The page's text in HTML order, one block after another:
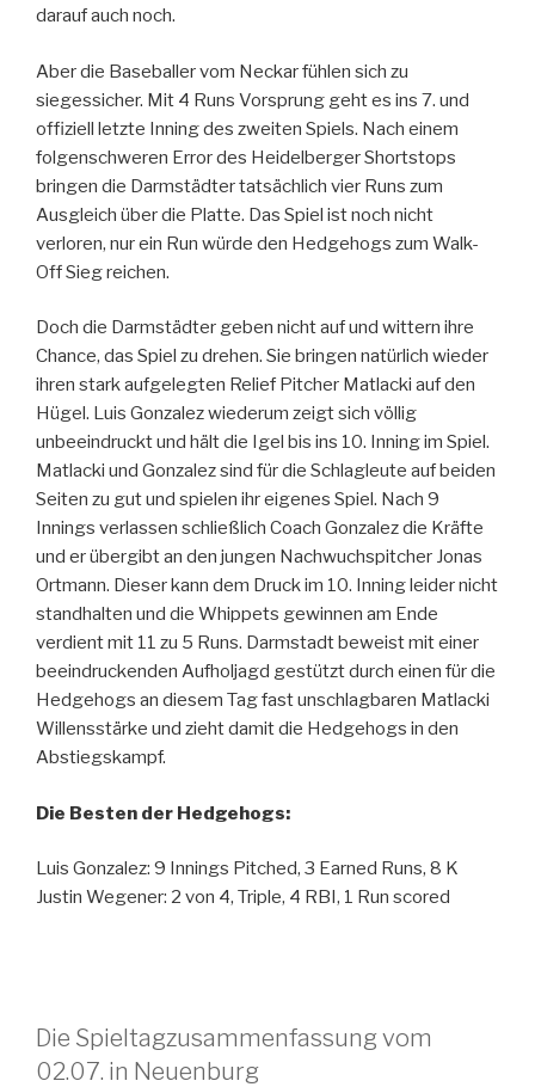
darauf auch noch.
Aber die Baseballer vom Neckar fühlen sich zu
siegessicher. Mit 4 Runs Vorsprung geht es ins 7. und
offiziell letzte Inning des zweiten Spiels. Nach einem
folgenschweren Error des Heidelberger Shortstops
bringen die Darmstädter tatsächlich vier Runs zum
Ausgleich über die Platte. Das Spiel ist noch nicht
verloren, nur ein Run würde den Hedgehogs zum Walk-
Off Sieg reichen.
Doch die Darmstädter geben nicht auf und wittern ihre
Chance, das Spiel zu drehen. Sie bringen natürlich wieder
ihren stark aufgelegten Relief Pitcher Matlacki auf den
Hügel. Luis Gonzalez wiederum zeigt sich völlig
unbeeindruckt und hält die Igel bis ins 10. Inning im Spiel.
Matlacki und Gonzalez sind für die Schlagleute auf beiden
Seiten zu gut und spielen ihr eigenes Spiel. Nach 9
Innings verlassen schließlich Coach Gonzalez die Kräfte
und er übergibt an den jungen Nachwuchspitcher Jonas
Ortmann. Dieser kann dem Druck im 10. Inning leider nicht
standhalten und die Whippets gewinnen am Ende
verdient mit 11 zu 5 Runs. Darmstadt beweist mit einer
beeindruckenden Aufholjagd gestützt durch einen für die
Hedgehogs an diesem Tag fast unschlagbaren Matlacki
Willensstärke und zieht damit die Hedgehogs in den
Abstiegskampf.
Die Besten der Hedgehogs:
Luis Gonzalez: 9 Innings Pitched, 3 Earned Runs, 8 K
Justin Wegener: 2 von 4, Triple, 4 RBI, 1 Run scored
Die Spieltagzusammenfassung vom
02.07. in Neuenburg